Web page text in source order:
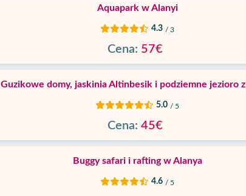
Aquapark w Alanyi
4.3 / 3
Cena: 57€
Guzikowe domy, jaskinia Altinbesik i podziemne jezioro
5.0 / 5
Cena: 45€
Buggy safari i rafting w Alanya
4.6 / 5